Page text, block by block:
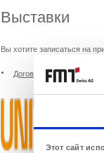
Этот сайт
Выставки
Вы хотите записаться на
Договориться о встрече